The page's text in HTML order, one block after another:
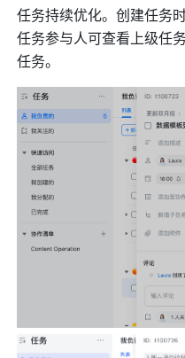
任务持续优化。创建任务
任务参与人可查看上级任
任务。